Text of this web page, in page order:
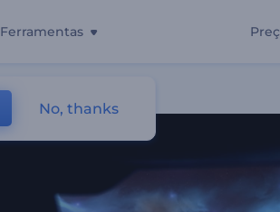
Ferramentas
No, thanks